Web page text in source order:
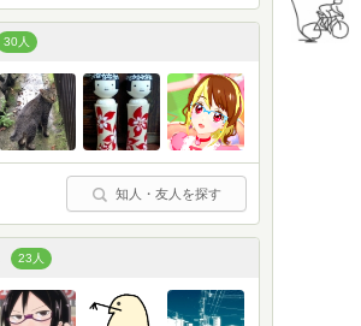
30人
知人・友人を探す
23人